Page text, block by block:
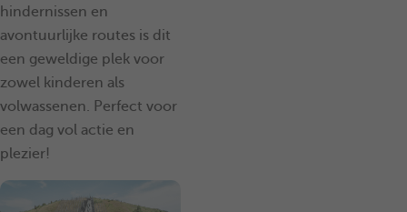
hindernissen en
avontuurlijke routes is dit
een geweldige plek voor
zowel kinderen als
volwassenen. Perfect voor
een dag vol actie en
plezier!